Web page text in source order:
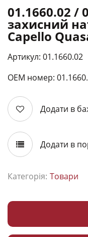
01.1660.02 /
захисний
Capello
Артикул: 01.1660.02
ОЕМ номер:
Додати в
Додати в
Категорія: Товари